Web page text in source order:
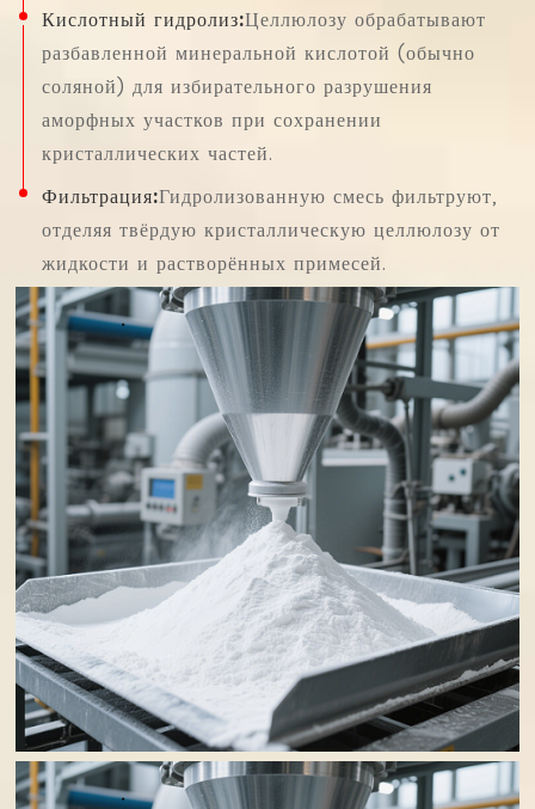
Кислотный гидролиз:Целлюлозу обрабатывают
разбавленной минеральной кислотой (обычно
соляной) для избирательного разрушения
аморфных участков при сохранении
кристаллических частей.
Фильтрация:Гидролизованную смесь фильтруют,
отделяя твёрдую кристаллическую целлюлозу от
жидкости и растворённых примесей.